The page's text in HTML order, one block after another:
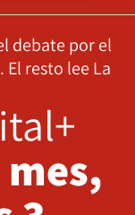
debate por el
resto lee La